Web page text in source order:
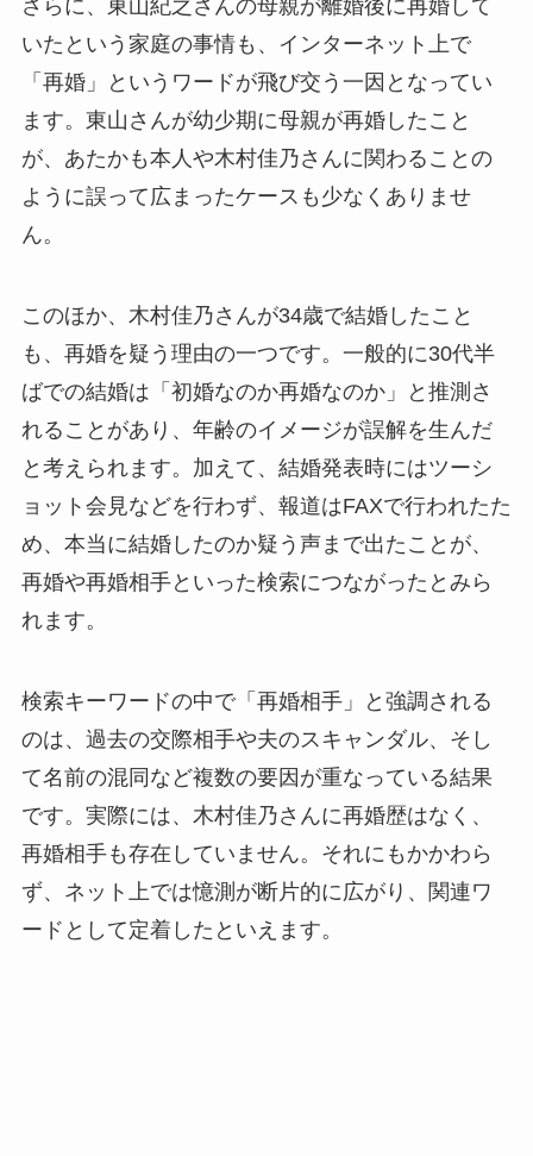
さらに、東山紀之さんの母親が離婚後に再婚して
いたという家庭の事情も、インターネット上で
「再婚」というワードが飛び交う一因となってい
ます。東山さんが幼少期に母親が再婚したこと
が、あたかも本人や木村佳乃さんに関わることの
ように誤って広まったケースも少なくありませ
ん。
このほか、木村佳乃さんが34歳で結婚したこと
も、再婚を疑う理由の一つです。一般的に30代半
ばでの結婚は「初婚なのか再婚なのか」と推測さ
れることがあり、年齢のイメージが誤解を生んだ
と考えられます。加えて、結婚発表時にはツーシ
ョット会見などを行わず、報道はFAXで行われたた
め、本当に結婚したのか疑う声まで出たことが、
再婚や再婚相手といった検索につながったとみら
れます。
検索キーワードの中で「再婚相手」と強調される
のは、過去の交際相手や夫のスキャンダル、そし
て名前の混同など複数の要因が重なっている結果
です。実際には、木村佳乃さんに再婚歴はなく、
再婚相手も存在していません。それにもかかわら
ず、ネット上では憶測が断片的に広がり、関連ワ
ードとして定着したといえます。